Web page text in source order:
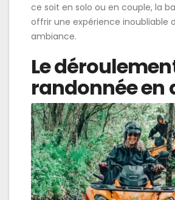
ce soit en solo ou en couple, la
offrir une expérience inoubliable
ambiance.
Le
randonnée en